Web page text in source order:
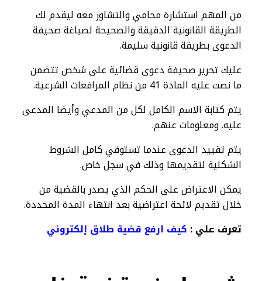
من المهم استشارة محامي والتشاور معه ليقدم لك
الطريقة القانونية الدقيقة والصحيحة لصياغة صحيفة
الدعوى بطريقة قانونية سليمة.
عليك تحرير صحيفة دعوى قضائية على شخص تتضمن
ما نصت عليه المادة 41 من نظام المرافعات الشرعية.
يتم كتابة الاسم الكامل لكل من المدعي وأيضا المدعى
عليه. ومعلومات عنهم.
يتم تقييد الدعوى عندما تستوفي كامل الشروط
الشكلية لتقديمها وذلك في سجل خاص.
يمكن الاعتراض على الحكم الذي يصدر بالقضية من
خلال تقديم لائحة اعتراضية بعد انتهاء المدة المحددة.
تعرف علي : كيف ارفع قضية طلاق إلكتروني​